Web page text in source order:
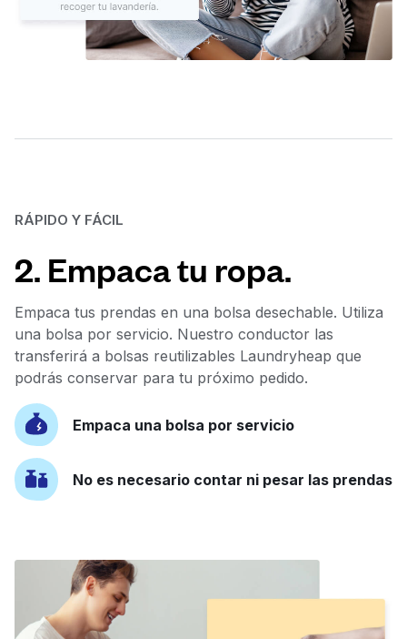
RÁPIDO Y FÁCIL
2. Empaca tu ropa.
Empaca tus prendas en una bolsa desechable. Utiliza
una bolsa por servicio. Nuestro conductor las
transferirá a bolsas reutilizables Laundryheap que
podrás conservar para tu próximo pedido.
Empaca una bolsa por servicio
No es necesario contar ni pesar las prendas